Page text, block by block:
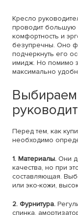
Кресло
проводит большую
комфортность и
безупречны. Оно
подчеркнуть его
имидж. Но помимо
максимально
Выбираем
Перед тем, как
необходимо
1. Материалы. Они
качества, но при
составляющая.
или эко-кожи,
2. Фурнитура.
спинка,